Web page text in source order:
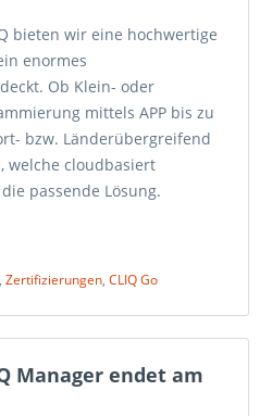
bieten wir eine hochwertige
enormes
Ob Klein- oder
mittels APP bis zu
bzw. Länderübergreifend
welche cloudbasiert
passende Lösung.
, Zertifizierungen, CLIQ Go
Manager endet am